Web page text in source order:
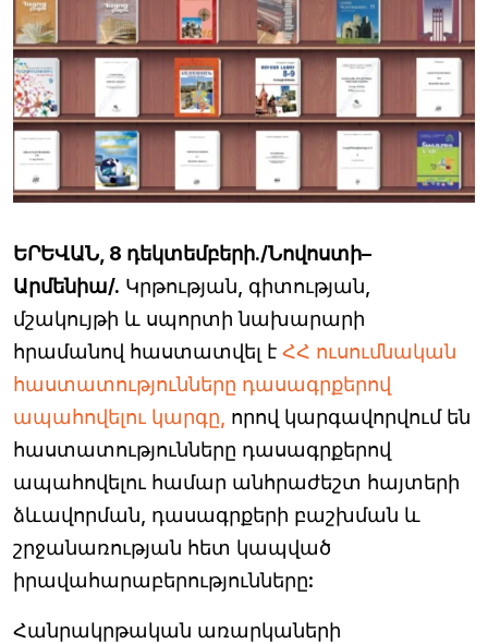
ԵՐԵՎԱՆ, 8 դեկտեմբերի./Նովոստի–
Արմենիա/. Կրթության, գիտության,
մշակույթի և սպորտի նախարարի
հրամանով հաստատվել է ՀՀ ուսումնական
հաստատությունները դասագրքերով
ապահովելու կարգը, որով կարգավորվում են
հաստատությունները դասագրքերով
ապահովելու համար անհրաժեշտ հայտերի
ձևավորման, դասագրքերի բաշխման և
շրջանառության հետ կապված
իրավահարաբերությունները:
Հանրակրթական առարկաների